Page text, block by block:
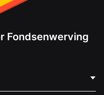
Fondsenwerving